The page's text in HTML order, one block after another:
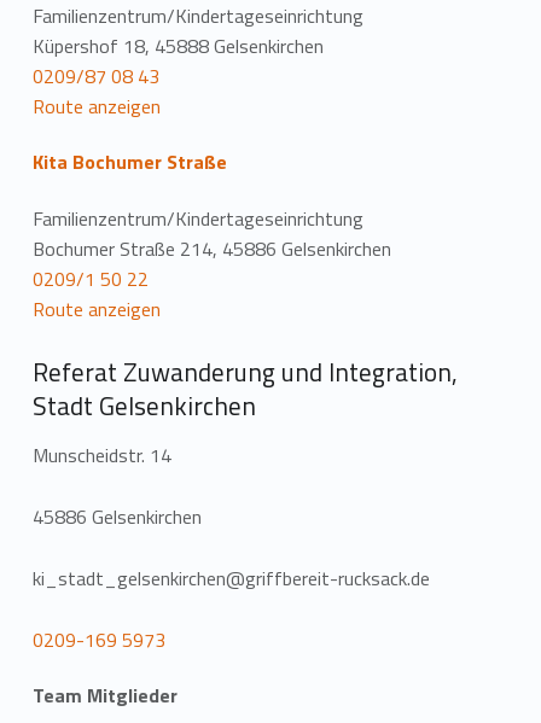
Familienzentrum/Kindertageseinrichtung
Küpershof 18, 45888 Gelsenkirchen
0209/87 08 43
Route anzeigen
Kita Bochumer Straße
Familienzentrum/Kindertageseinrichtung
Bochumer Straße 214, 45886 Gelsenkirchen
0209/1 50 22
Route anzeigen
Referat Zuwanderung und Integration,
Stadt Gelsenkirchen
Munscheidstr. 14
45886 Gelsenkirchen
ki_stadt_gelsenkirchen@griffbereit-rucksack.de
0209-169 5973
Team Mitglieder